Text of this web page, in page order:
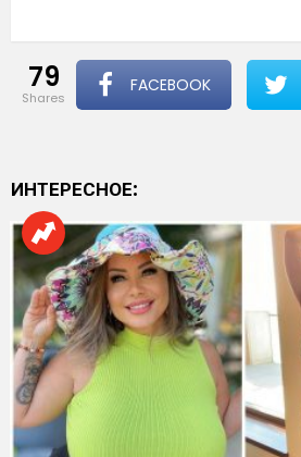
79
shares
FACEBOOK
ИНТЕРЕСНОЕ: